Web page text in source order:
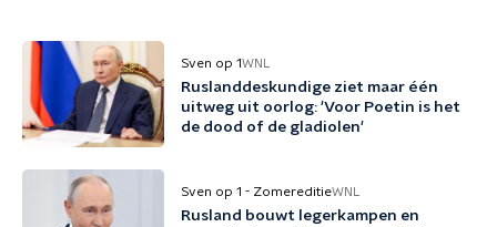
Sven op 1WNL
Ruslanddeskundige ziet maar één
uitweg uit oorlog: 'Voor Poetin is het
de dood of de gladiolen'
Sven op 1 - ZomereditieWNL
Rusland bouwt legerkampen en